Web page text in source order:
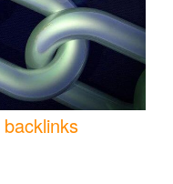
backlinks